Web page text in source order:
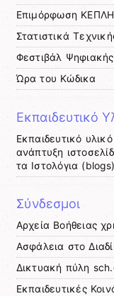
Επιμόρφωση
Στατιστικά
Φεστιβάλ Ψηφιακής
Ώρα του Κώδικα
Εκπαιδευτικό
Εκπαιδευτικό
ανάπτυξη
τα Ιστολόγια
Σύνδεσμοι
Αρχεία Βοήθειας
Ασφάλεια στο
Δικτυακή πύλη
Εκπαιδευτικές